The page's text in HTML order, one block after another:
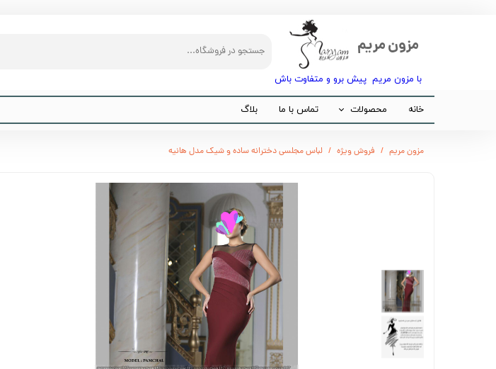
مزون مریم
با مزون مریم پیش برو و متفاوت باش​​​​​​​
خانه محصولات تماس با ما بلاگ
مزون مریم فروش ویژه لباس مجلسی دخترانه ساده و شیک مدل هانیه